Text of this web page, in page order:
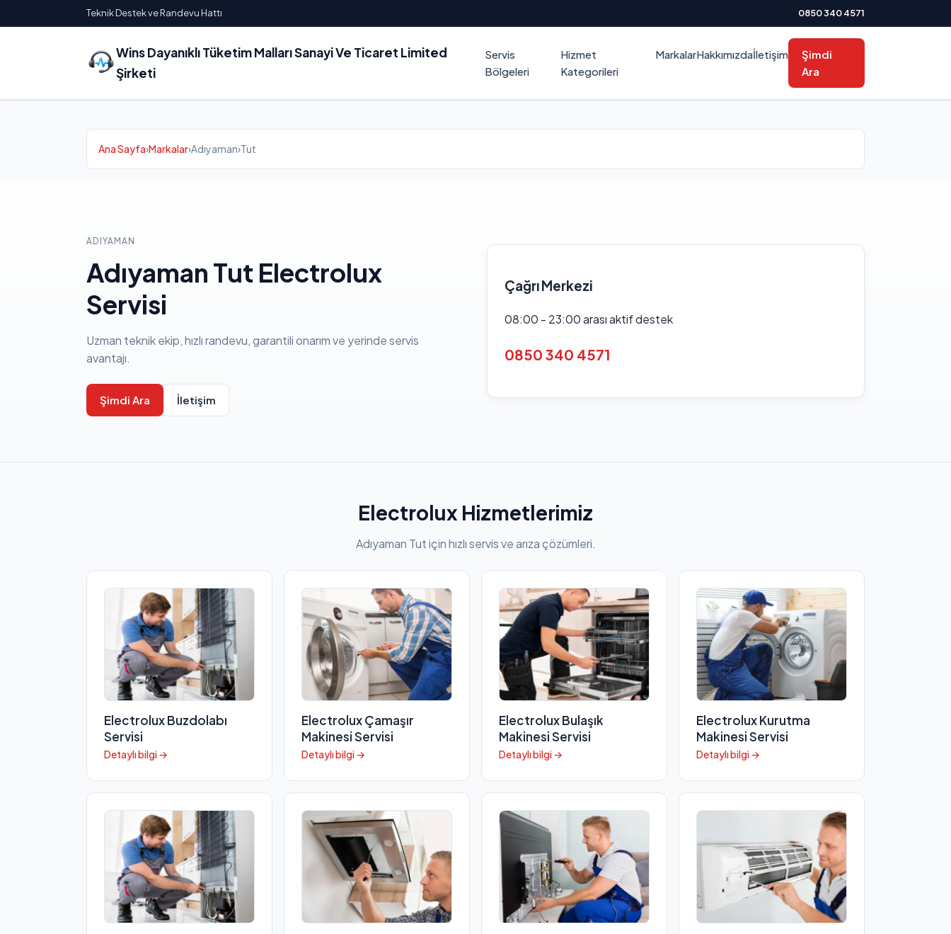
Teknik Destek ve Randevu Hattı 0850 340 4571
Wins Dayanıklı Tüketim Malları Sanayi Ve Ticaret Limited
Şirketi
Servis
Bölgeleri
Hizmet
Kategorileri
MarkalarHakkımızdaİletişim
Şimdi
Ara
Ana Sayfa›Markalar›Adıyaman›Tut
ADIYAMAN
Adıyaman Tut Electrolux
Servisi
Uzman teknik ekip, hızlı randevu, garantili onarım ve yerinde servis
avantajı.
Şimdi Ara İletişim
Çağrı Merkezi
08:00 - 23:00 arası aktif destek
0850 340 4571
Electrolux Hizmetlerimiz
Adıyaman Tut için hızlı servis ve arıza çözümleri.
Electrolux Buzdolabı
Servisi
Detaylı bilgi →
Electrolux Çamaşır
Makinesi Servisi
Detaylı bilgi →
Electrolux Bulaşık
Makinesi Servisi
Detaylı bilgi →
Electrolux Kurutma
Makinesi Servisi
Detaylı bilgi →